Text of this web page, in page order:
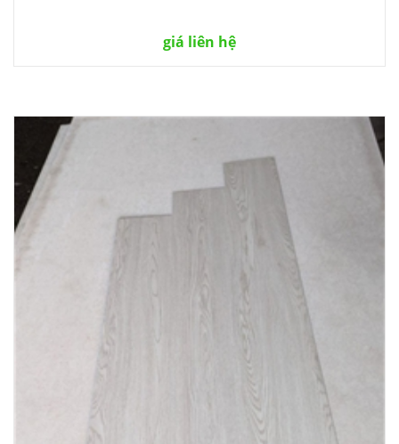
giá liên hệ